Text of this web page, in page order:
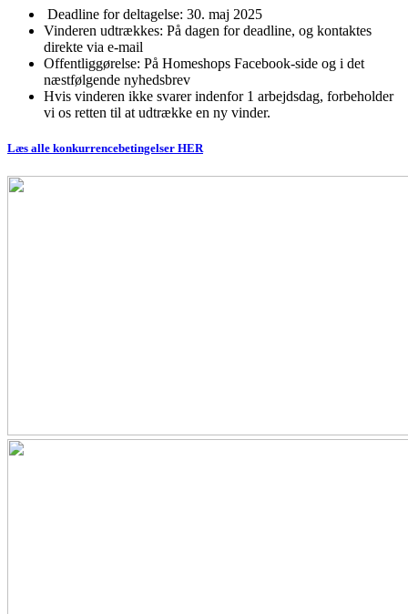
Deadline for deltagelse: 30. maj 2025
Vinderen udtrækkes: På dagen for deadline, og kontaktes
direkte via e-mail
Offentliggørelse: På Homeshops Facebook-side og i det
næstfølgende nyhedsbrev
Hvis vinderen ikke svarer indenfor 1 arbejdsdag, forbeholder
vi os retten til at udtrække en ny vinder.
Læs alle konkurrencebetingelser HER